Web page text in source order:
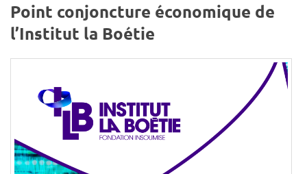
Point conjoncture économique de
l’Institut la Boétie